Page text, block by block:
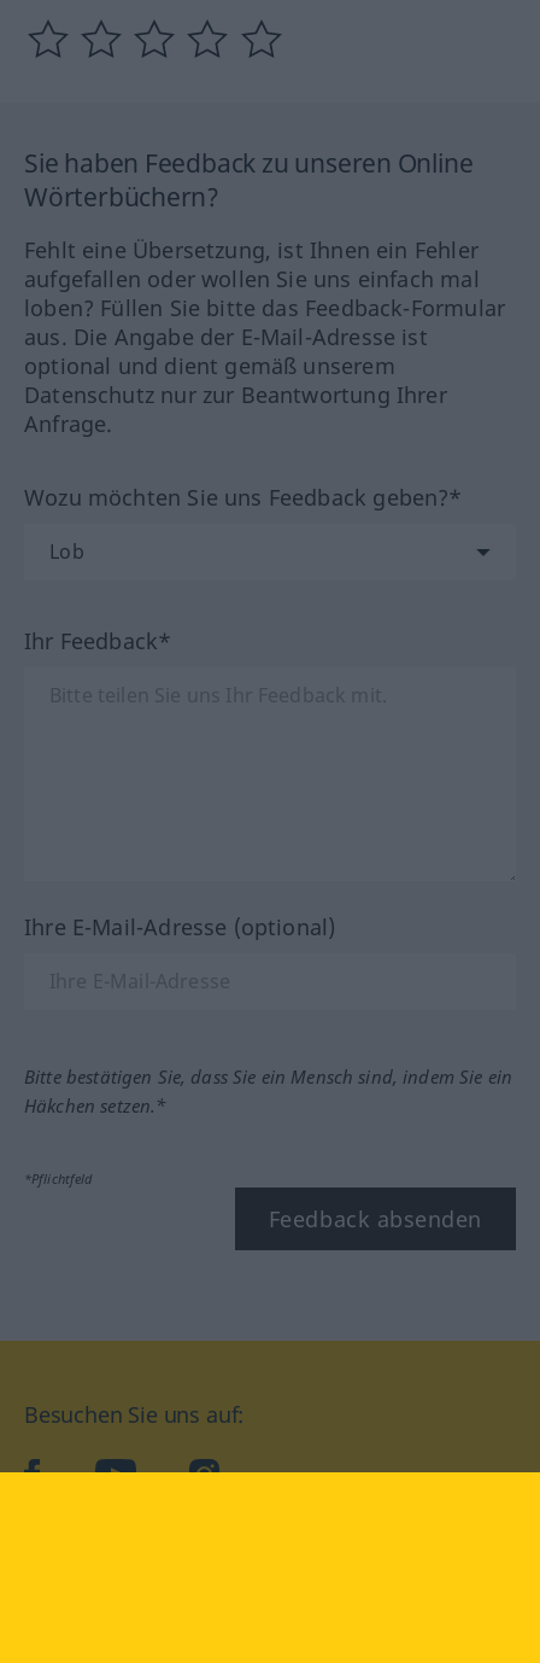
Sie haben Feedback zu unseren Online
Wörterbüchern?
Fehlt eine Übersetzung, ist Ihnen ein Fehler
aufgefallen oder wollen Sie uns einfach mal
loben? Füllen Sie bitte das Feedback-Formular
aus. Die Angabe der E-Mail-Adresse ist
optional und dient gemäß unserem
Datenschutz nur zur Beantwortung Ihrer
Anfrage.
Wozu möchten Sie uns Feedback geben?*
Ihr Feedback*
Ihre E-Mail-Adresse (optional)
Bitte bestätigen Sie, dass Sie ein Mensch sind, indem Sie ein
Häkchen setzen.*
*Pflichtfeld
Feedback absenden
Besuchen Sie uns auf:
facebookYouTube Instagram